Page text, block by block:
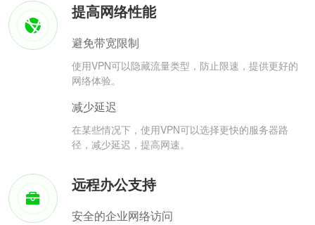
提高网络性能
避免带宽限制
使用VPN可以隐藏流量类型，防止限速，提供更好的
网络体验。
减少延迟
在某些情况下，使用VPN可以选择更快的服务器路
径，减少延迟，提高网速。
远程办公支持
安全的企业网络访问